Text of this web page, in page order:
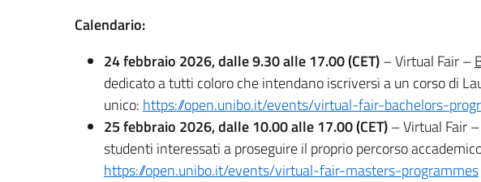
Calendario:
24 febbraio 2026, dalle 9.30 alle 17.00 (CET)– Virtual Fair –
dedicato a tutti coloro che intendano iscriversi a un corso di
unico: https://open.unibo.it/events/virtual-fair-bachelors-
25 febbraio 2026, dalle 10.00 alle 17.00 (CET)– Virtual Fair –
studenti interessati a proseguire il proprio percorso
https://open.unibo.it/events/virtual-fair-masters-programmes